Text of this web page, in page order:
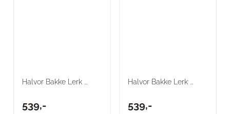
Halvor Bakke Lerk ...
539,-
Halvor Bakke Lerk ...
539,-